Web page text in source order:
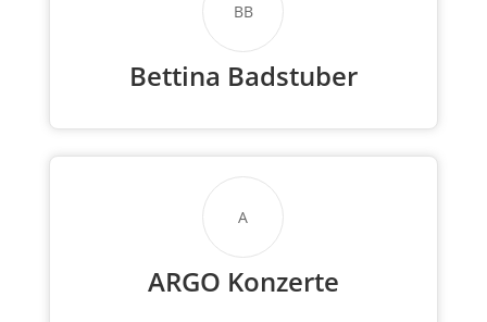
BB
Bettina Badstuber
A
ARGO Konzerte